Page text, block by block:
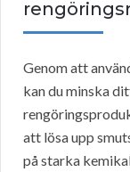
Genom att
kan du minska
att lösa upp
på starka